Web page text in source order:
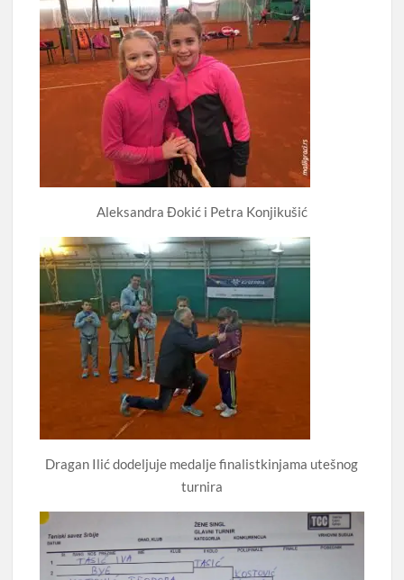
Aleksandra Đokić i Petra Konjikušić
Dragan Ilić dodeljuje medalje finalistkinjama utešnog
turnira